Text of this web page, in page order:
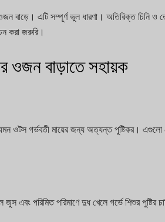
বাড়ে। এটি সম্পূর্ণ ভুল ধারণা। অতিরিক্ত চিনি ও
করা জরুরি।
ওজন বাড়াতে সহায়ক
ওটস গর্ভবতী মায়ের জন্য অত্যন্ত পুষ্টিকর। এগুলো
পরিমিত পরিমাণে দুধ খেলে গর্ভে শিশুর পুষ্টির